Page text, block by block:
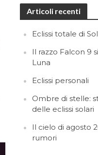
Articoli recenti
Eclissi totale di
Il razzo Falcon 9
Luna
Eclissi personali
Ombre di stelle:
delle eclissi solari
Il cielo di agosto
rumori